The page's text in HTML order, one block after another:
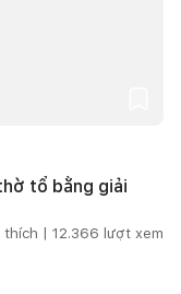
tổ bằng giải
| 12.366 lượt xem